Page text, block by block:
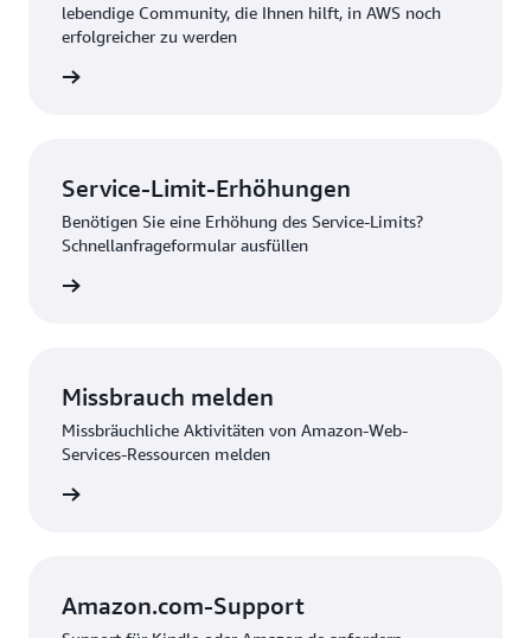
lebendige Community, die Ihnen hilft, in AWS noch
erfolgreicher zu werden
Service-Limit-Erhöhungen
Benötigen Sie eine Erhöhung des Service-Limits?
Schnellanfrageformular ausfüllen
Missbrauch melden
Missbräuchliche Aktivitäten von Amazon-Web-
Services-Ressourcen melden
Amazon.com-Support